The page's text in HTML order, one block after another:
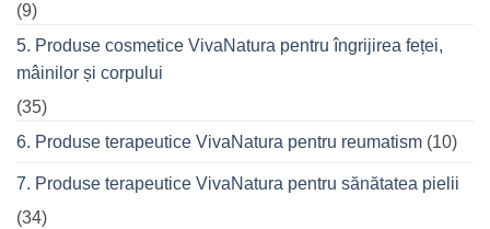
(9)
5. Produse cosmetice VivaNatura pentru îngrijirea feței,
mâinilor și corpului
(35)
6. Produse terapeutice VivaNatura pentru reumatism (10)
7. Produse terapeutice VivaNatura pentru sănătatea pielii
(34)